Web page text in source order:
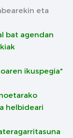
eta
bat agendan
ikuspegia"
helbideari